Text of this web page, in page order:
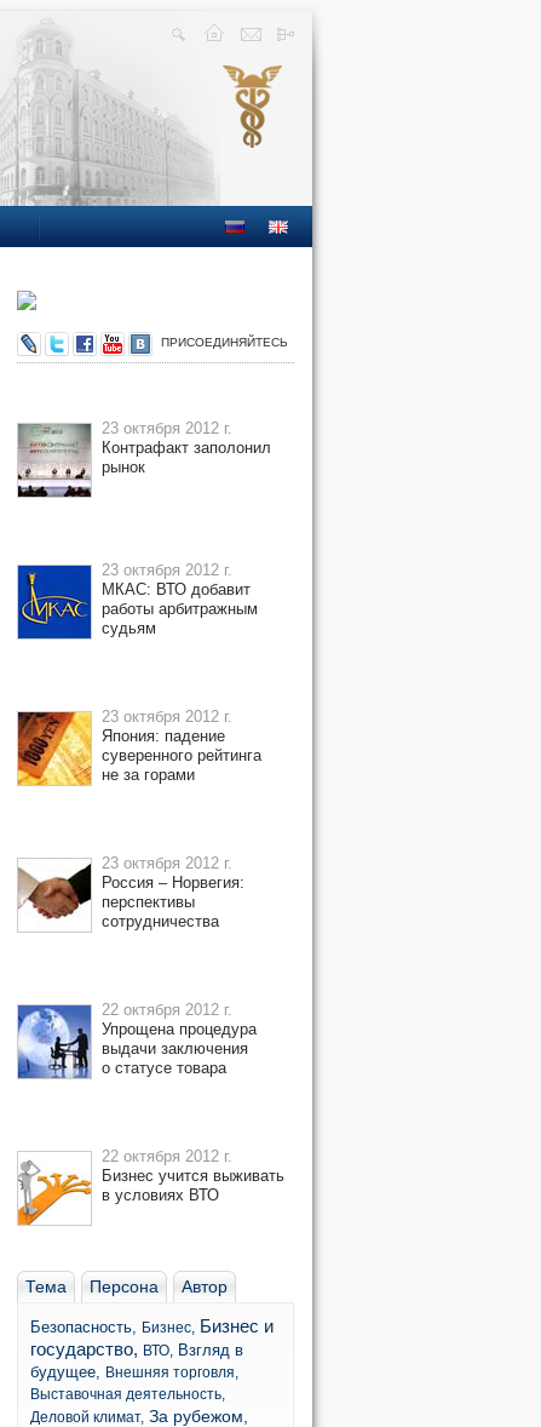
ПРИСОЕДИНЯЙТЕСЬ
23 октября 2012 г.
Контрафакт заполонил
рынок
23 октября 2012 г.
МКАС: ВТО добавит
работы арбитражным
судьям
23 октября 2012 г.
Япония: падение
суверенного рейтинга
не за горами
23 октября 2012 г.
Россия – Норвегия:
перспективы
сотрудничества
22 октября 2012 г.
Упрощена процедура
выдачи заключения
о статусе товара
22 октября 2012 г.
Бизнес учится выживать
в условиях ВТО
Тема Персона Автор
Безопасность, Бизнес, Бизнес и
государство, ВТО, Взгляд в
будущее, Внешняя торговля,
Выставочная деятельность,
Деловой климат, За рубежом,